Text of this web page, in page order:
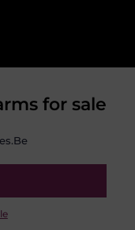
for sale